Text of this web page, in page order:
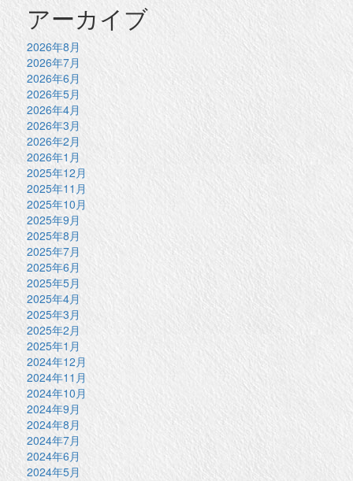
アーカイブ
2026年8月
2026年7月
2026年6月
2026年5月
2026年4月
2026年3月
2026年2月
2026年1月
2025年12月
2025年11月
2025年10月
2025年9月
2025年8月
2025年7月
2025年6月
2025年5月
2025年4月
2025年3月
2025年2月
2025年1月
2024年12月
2024年11月
2024年10月
2024年9月
2024年8月
2024年7月
2024年6月
2024年5月